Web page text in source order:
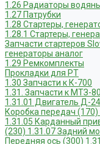
1.26 Радиаторы
1.27 Патрубки
1.28 Стартеры,
1.28.1 Стартеры,
Запчасти стартеров
генераторы аналог
1.29 Ремкомплекты
Прокладки для РТ
1.30 Запчасти к К-700
1.31. Запчасти к МТЗ-80
1.31.01 Двигатель Д-
Коробка передач (170)
1.31.05 Карданный
(230) 1.31.07 Задний
Передняя ось (300)